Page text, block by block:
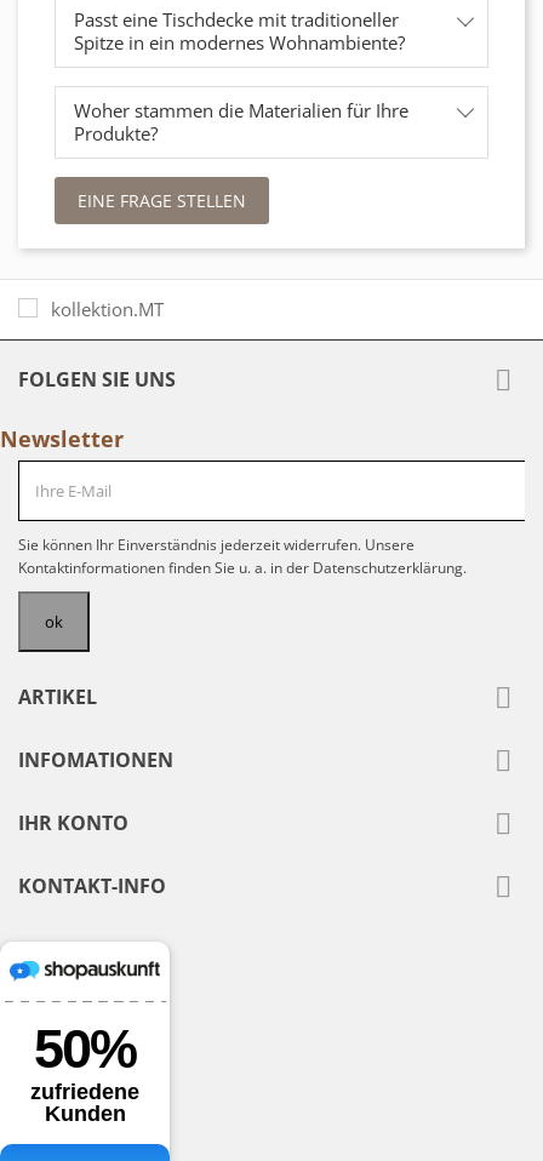
Passt eine Tischdecke mit traditioneller
Spitze in ein modernes Wohnambiente?
Woher stammen die Materialien für Ihre
Produkte?
EINE FRAGE STELLEN
FOLGEN SIE UNS 
Newsletter
Sie können Ihr Einverständnis jederzeit widerrufen. Unsere
Kontaktinformationen finden Sie u. a. in der Datenschutzerklärung.
ARTIKEL 
INFOMATIONEN 
IHR KONTO 
KONTAKT-INFO 